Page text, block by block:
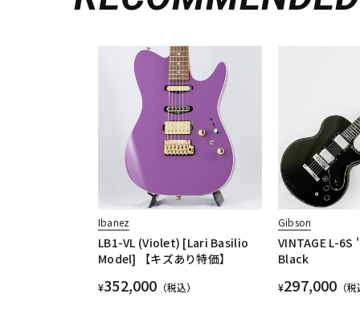
Ibanez
LB1-VL (Violet) [Lari Basilio
Model] 【キズあり特価】
¥352,000 （税込）
Gibson
VINTAGE L-
Black
¥297,000 （税